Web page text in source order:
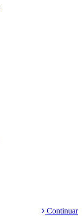
Continuar